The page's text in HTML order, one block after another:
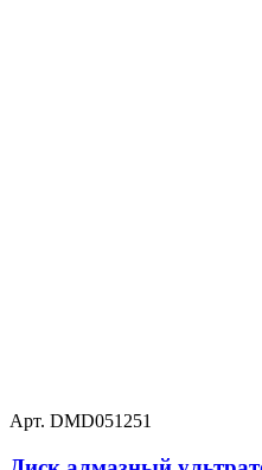
Арт. DMD051251